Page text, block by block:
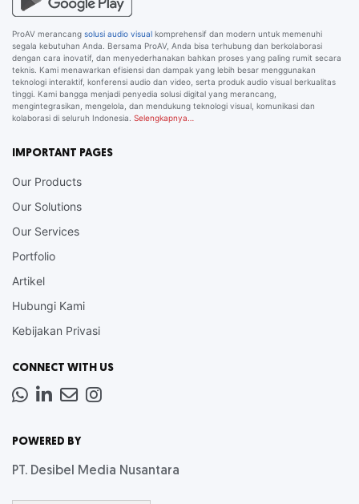
ProAV merancang solusi audio visual komprehensif dan modern untuk memenuhi
segala kebutuhan Anda. Bersama ProAV, Anda bisa terhubung dan berkolaborasi
dengan cara inovatif, dan menyederhanakan bahkan proses yang paling rumit secara
teknis. Kami menawarkan efisiensi dan dampak yang lebih besar menggunakan
teknologi interaktif, konferensi audio dan video, serta produk audio visual berkualitas
tinggi. Kami bangga menjadi penyedia solusi digital yang merancang,
mengintegrasikan, mengelola, dan mendukung teknologi visual, komunikasi dan
kolaborasi di seluruh Indonesia. Selengkapnya…
IMPORTANT PAGES
Our Products
Our Solutions
Our Services
Portfolio
Artikel
Hubungi Kami
Kebijakan Privasi
CONNECT WITH US
Whatsapp
LinkedIn
NewsInstagram
POWERED BY
PT. Desibel Media Nusantara